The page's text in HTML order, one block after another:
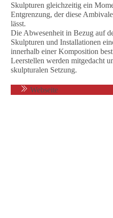
Skulpturen gleichzeitig ein
Entgrenzung, der diese
lässt.
Die Abwesenheit in Bezug auf
Skulpturen und Installationen
innerhalb einer Komposition
Leerstellen werden mitgedacht
skulpturalen Setzung.
Webseite